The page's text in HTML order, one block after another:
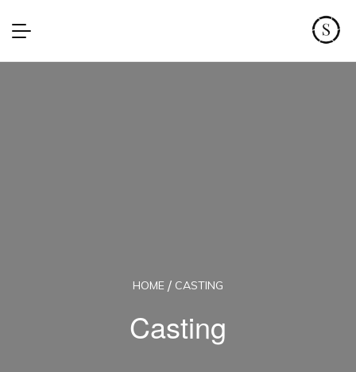
HOME CASTING
Casting